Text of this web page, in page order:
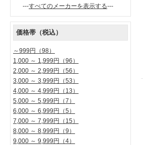
---すべてのメーカーを表示する---
価格帯（税込）
～999円
（98）
1,000 ～ 1,999円
（96）
2,000 ～ 2,999円
（56）
3,000 ～ 3,999円
（53）
4,000 ～ 4,999円
（13）
5,000 ～ 5,999円
（7）
6,000 ～ 6,999円
（5）
7,000 ～ 7,999円
（15）
8,000 ～ 8,999円
（9）
9,000 ～ 9,999円
（4）